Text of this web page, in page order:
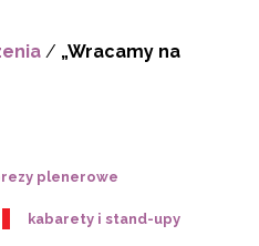
/ „Wracamy na
plenerowe
kabarety i stand-upy